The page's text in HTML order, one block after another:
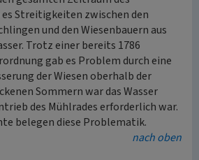
Streitigkeiten zwischen den
und den Wiesenbauern aus
Trotz einer bereits 1786
gab es Problem durch eine
der Wiesen oberhalb der
Sommern war das Wasser
des Mühlrades erforderlich war.
belegen diese Problematik.
nach oben